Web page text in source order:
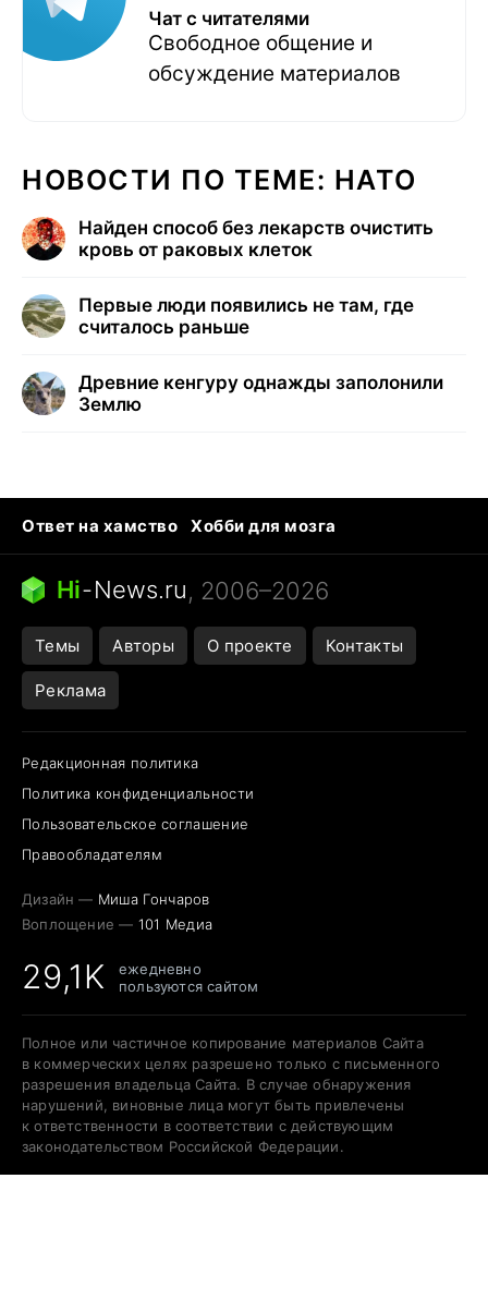
Чат с читателями
Свободное общение и
обсуждение материалов
НОВОСТИ ПО ТЕМЕ: НАТО
Найден способ без лекарств очистить
кровь от раковых клеток
Первые люди появились не там, где
считалось раньше
Древние кенгуру однажды заполонили
Землю
Ответ на хамство
Хобби для мозга
Бензин 100 и 95
Тунцы в океанариуме
Следующая пандемия
Hi-News.ru, 2006–2026
Темы Авторы О проекте Контакты
Реклама
Редакционная политика
Политика конфиденциальности
Пользовательское соглашение
Правообладателям
Дизайн — Миша Гончаров
Воплощение — 101 Медиа
29,1K
ежедневно
пользуются сайтом
Полное или частичное копирование материалов Сайта
в коммерческих целях разрешено только с письменного
разрешения владельца Сайта. В случае обнаружения
нарушений, виновные лица могут быть привлечены
к ответственности в соответствии с действующим
законодательством Российской Федерации.